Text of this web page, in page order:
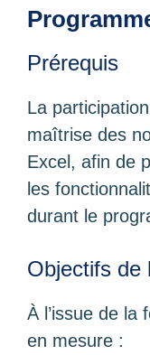
Prérequis
La
maîtrise des
Excel, afin de
les
durant le
Objectifs de
À l’issue de la
en mesure :